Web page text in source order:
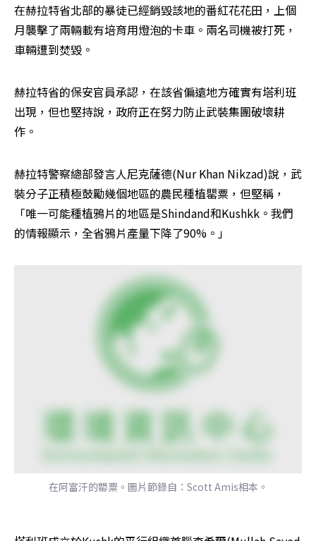
在赫拉特省北部的暴徒已經銷毀該地的番紅花花田，上個
月襲擊了兩輛載有培育用燈泡的卡車。兩名司機被打死，
車輛遭到焚毀。
赫拉特省的保安官員承認，在該省偏遠地方確實有塔利班
出現，但也堅持說，政府正在努力防止武裝集團破壞耕
作。
赫拉特警察總部發言人尼克薩德(Nur Khan Nikzad)說，武
裝分子正積極鼓勵幾個地區的農民種植罌粟，但堅稱，
「唯一可能種植鴉片的地區是Shindand和Kushkk。我們
的情報顯示，全省鴉片產量下降了90%。」
在阿富汗的罌粟。圖片節錄自：Scott Amis相本。